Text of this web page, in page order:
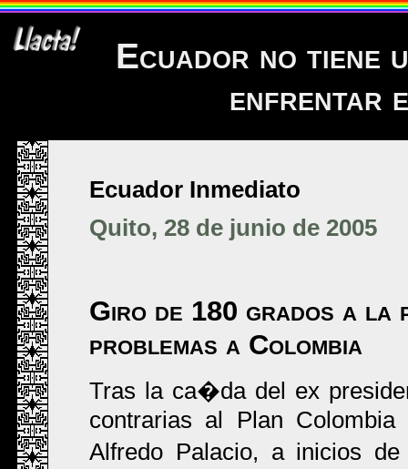
Ecuador no tiene
enfrentar
Ecuador Inmediato
Quito, 28 de junio de 2005
Giro de 180 grados a
problemas a Colombia
Tras la ca�da del ex
contrarias al Plan
Alfredo Palacio, a inicios